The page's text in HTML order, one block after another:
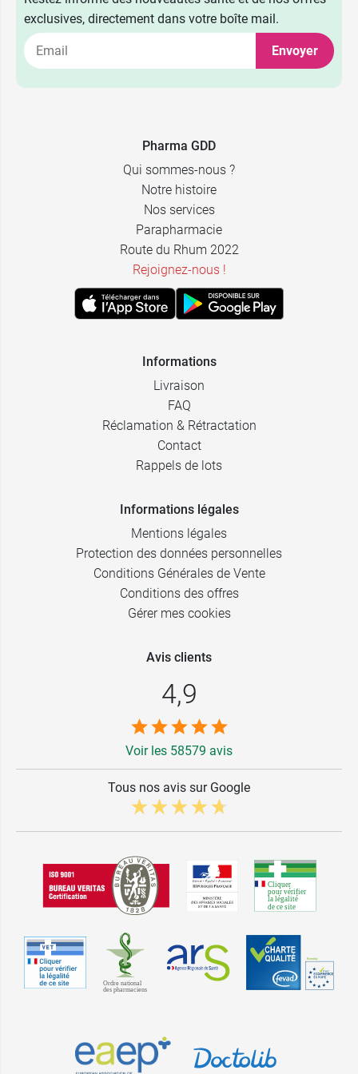
Fleur
d'oranger
2,39 €
Fleur de Tiaré 2,39 €
210 gommes 23,44 €
exclusives, directement dans votre boîte mail.
Envoyer
Pharma GDD
Qui sommes-nous ?
Notre histoire
Nos services
Parapharmacie
Route du Rhum 2022
Rejoignez-nous !
Informations
Livraison
FAQ
Réclamation & Rétractation
Contact
Rappels de lots
Informations légales
Mentions légales
Protection des données personnelles
Conditions Générales de Vente
Conditions des offres
Gérer mes cookies
Avis clients
4,9
Voir les 58579 avis
Tous nos avis sur Google